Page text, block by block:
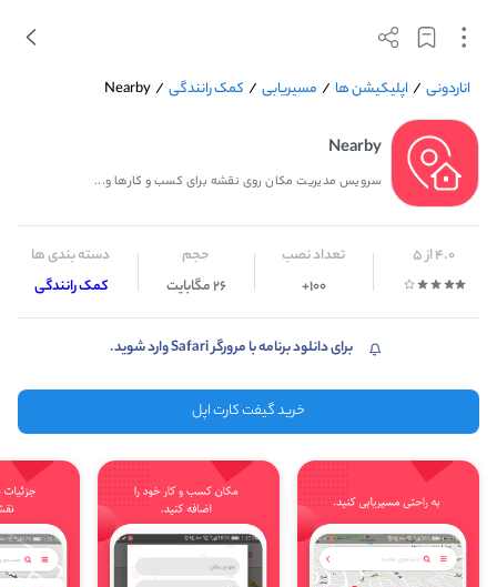
اناردونی / اپلیکیشن ها / مسیریابی / کمک رانندگی /
Nearby
Nearby
سرویس مدیریت مکان روی نقشه برای کسب و کارها و...
4.0 از 5 تعداد نصب
100+
حجم
26 مگابایت
دسته بندی ها
کمک رانندگی
برای دانلود برنامه با مرورگر Safari وارد شوید.
خرید گیفت کارت اپل